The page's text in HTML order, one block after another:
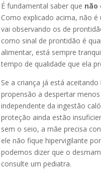
É fundamental saber que não
Como explicado acima, não
vai observando os de
como sinal de prontidão é
alimentar, está sempre
tempo de qualidade que ela
Se a criança já está
propensão a despertar
independente da ingestão
proteção ainda estão
sem o seio, a mãe precisa
ele não fique hipervigilante
podemos dizer que o
consulte um pediatra.